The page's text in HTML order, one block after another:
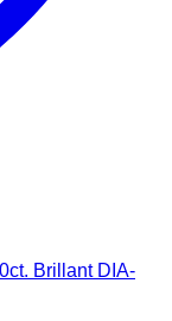
Brillant DIA-